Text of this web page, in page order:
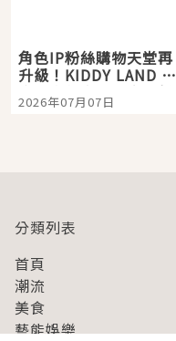
角色IP粉絲購物天堂再
升級！KIDDY LAND 原
宿店吉伊卡哇迎客，新
開幕 OMOKADO 店3分
2026年07月07日
分類列表
首頁
潮流
美食
藝能娛樂